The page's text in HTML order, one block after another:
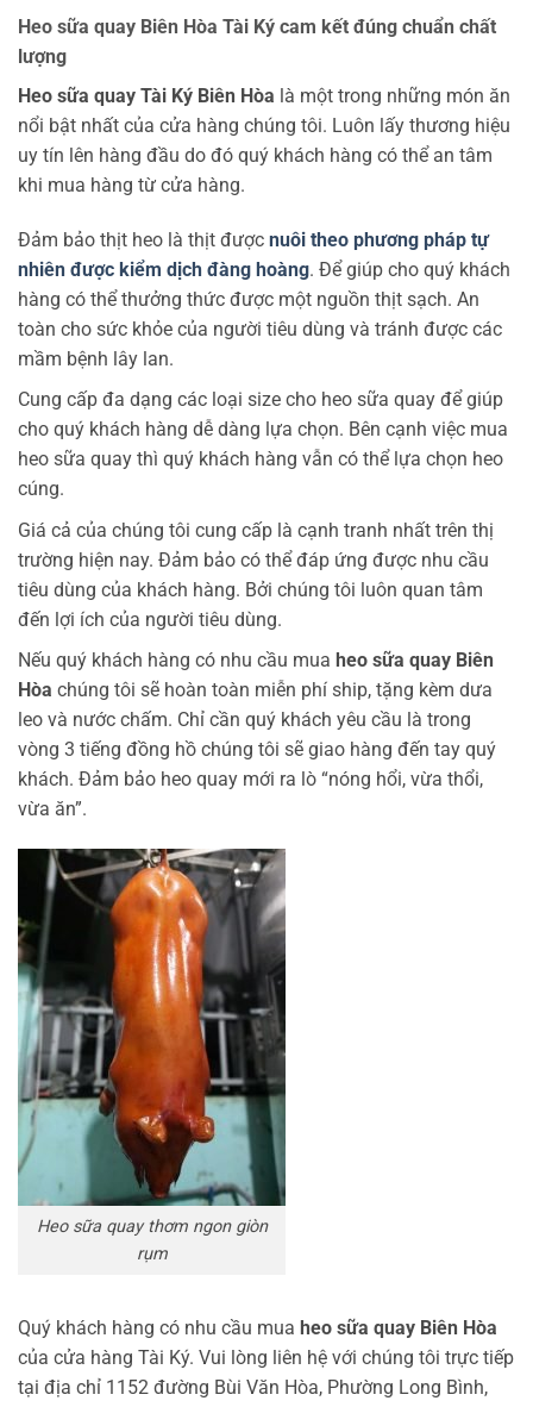
Heo sữa quay Biên Hòa Tài Ký cam kết đúng chuẩn chất
lượng
Heo sữa quay Tài Ký Biên Hòa là một trong những món ăn
nổi bật nhất của cửa hàng chúng tôi. Luôn lấy thương hiệu
uy tín lên hàng đầu do đó quý khách hàng có thể an tâm
khi mua hàng từ cửa hàng.
Đảm bảo thịt heo là thịt được nuôi theo phương pháp tự
nhiên được kiểm dịch đàng hoàng. Để giúp cho quý khách
hàng có thể thưởng thức được một nguồn thịt sạch. An
toàn cho sức khỏe của người tiêu dùng và tránh được các
mầm bệnh lây lan.
Cung cấp đa dạng các loại size cho heo sữa quay để giúp
cho quý khách hàng dễ dàng lựa chọn. Bên cạnh việc mua
heo sữa quay thì quý khách hàng vẫn có thể lựa chọn heo
cúng.
Giá cả của chúng tôi cung cấp là cạnh tranh nhất trên thị
trường hiện nay. Đảm bảo có thể đáp ứng được nhu cầu
tiêu dùng của khách hàng. Bởi chúng tôi luôn quan tâm
đến lợi ích của người tiêu dùng.
Nếu quý khách hàng có nhu cầu mua heo sữa quay Biên
Hòa chúng tôi sẽ hoàn toàn miễn phí ship, tặng kèm dưa
leo và nước chấm. Chỉ cần quý khách yêu cầu là trong
vòng 3 tiếng đồng hồ chúng tôi sẽ giao hàng đến tay quý
khách. Đảm bảo heo quay mới ra lò “nóng hổi, vừa thổi,
vừa ăn”.
Heo sữa quay thơm ngon giòn
rụm
Quý khách hàng có nhu cầu mua heo sữa quay Biên Hòa
của cửa hàng Tài Ký. Vui lòng liên hệ với chúng tôi trực tiếp
tại địa chỉ 1152 đường Bùi Văn Hòa, Phường Long Bình,